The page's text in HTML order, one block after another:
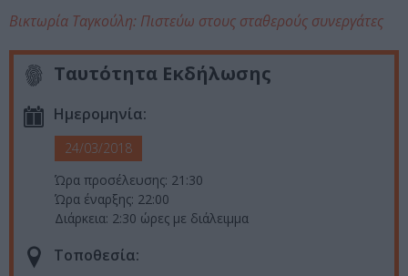
Βικτωρία Ταγκούλη: Πιστεύω στους σταθερούς συνεργάτες
Ταυτότητα Εκδήλωσης
Ημερομηνία:
24/03/2018
Ώρα προσέλευσης: 21:30
Ώρα έναρξης: 22:00
Διάρκεια: 2:30 ώρες με διάλειμμα
Τοποθεσία: